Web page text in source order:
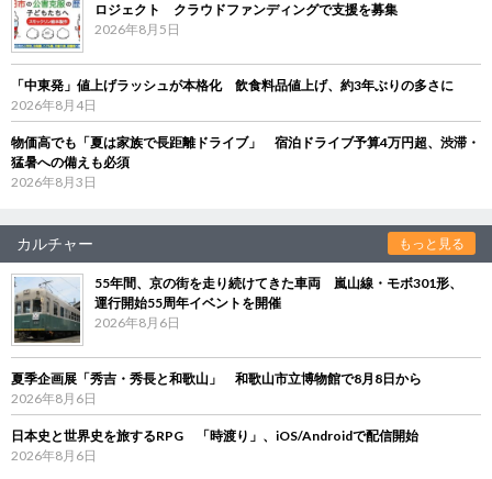
ロジェクト クラウドファンディングで支援を募集
2026年8月5日
「中東発」値上げラッシュが本格化 飲食料品値上げ、約3年ぶりの多さに
2026年8月4日
物価高でも「夏は家族で長距離ドライブ」 宿泊ドライブ予算4万円超、渋滞・
猛暑への備えも必須
2026年8月3日
カルチャー もっと見る
55年間、京の街を走り続けてきた車両 嵐山線・モボ301形、
運行開始55周年イベントを開催
2026年8月6日
夏季企画展「秀吉・秀長と和歌山」 和歌山市立博物館で8月8日から
2026年8月6日
日本史と世界史を旅するRPG 「時渡り」、iOS/Androidで配信開始
2026年8月6日